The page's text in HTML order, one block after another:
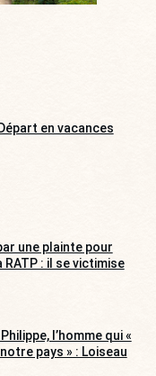
Départ en vacances
une plainte pour
: il se victimise
l’homme qui «
pays » : Loiseau